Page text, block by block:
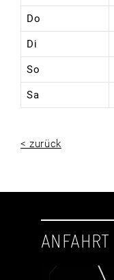
Do
Di
So
Sa
< zurück
ANFAHRT